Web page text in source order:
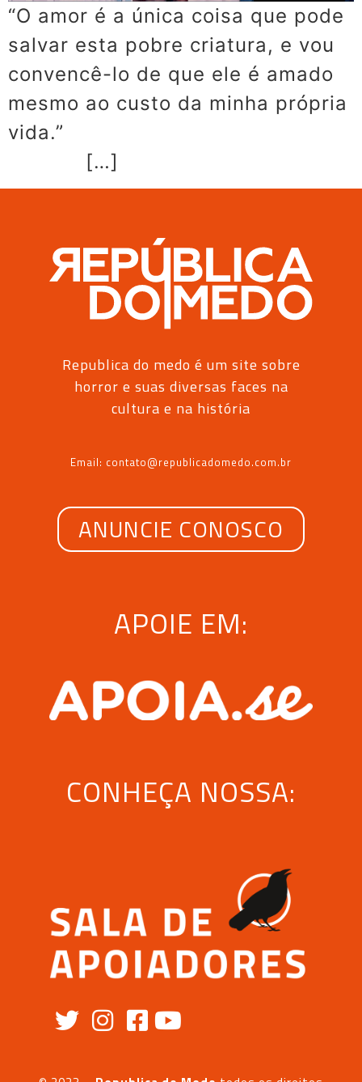
“O amor é a única coisa que pode
salvar esta pobre criatura, e vou
convencê-lo de que ele é amado
mesmo ao custo da minha própria
vida.”
[…]
Republica do medo é um site sobre
horror e suas diversas faces na
cultura e na história
Email: contato@republicadomedo.com.br
ANUNCIE CONOSCO
APOIE EM:
CONHEÇA NOSSA: